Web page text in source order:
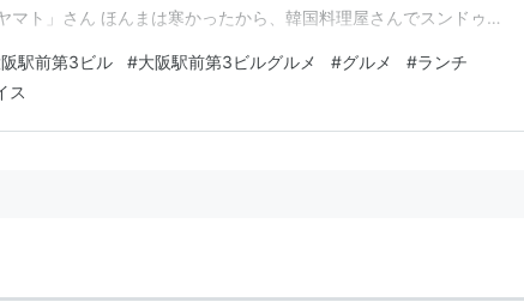
マト」さん ほんまは寒かったから、韓国料理屋さんでスンドゥブ
たので飛び込みました。 ランチタイムはオムライスと定食のみ
周辺で働くサラリーマンに…
駅前第3ビル #大阪駅前第3ビルグルメ #グルメ #ランチ
ス